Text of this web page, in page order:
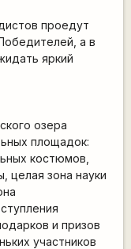
проедут
а в
яркий
озера
площадок:
костюмов,
целая зона науки
и призов
участников